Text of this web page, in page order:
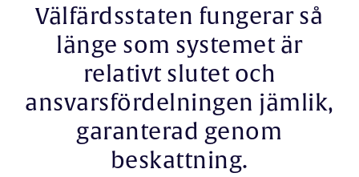
Välfärdsstaten fungerar så
länge som systemet är
relativt slutet och
ansvarsfördelningen jämlik,
garanterad genom
beskattning.